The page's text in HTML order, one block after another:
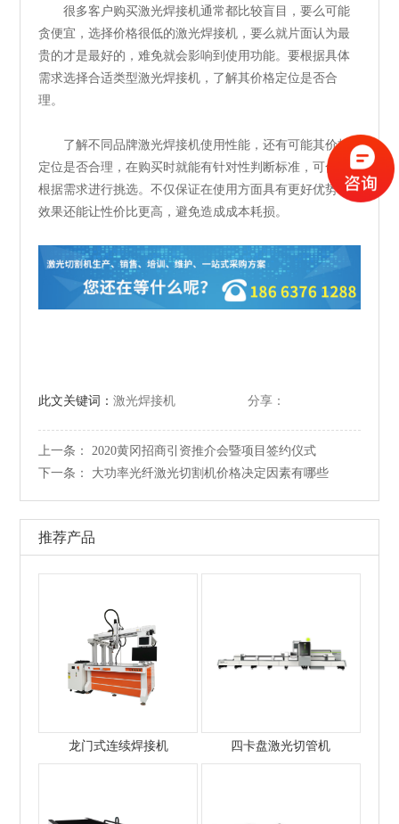
很多客户购买激光焊接机通常都比较盲目，要么可能
贪便宜，选择价格很低的激光焊接机，要么就片面认为最
贵的才是最好的，难免就会影响到使用功能。要根据具体
需求选择合适类型激光焊接机，了解其价格定位是否合
理。
了解不同品牌激光焊接机使用性能，还有可能其价格
定位是否合理，在购买时就能有针对性判断标准，可合理
根据需求进行挑选。不仅保证在使用方面具有更好优势，
效果还能让性价比更高，避免造成成本耗损。
此文关键词：激光焊接机 分享：
上一条：2020黄冈招商引资推介会暨项目签约仪式
下一条： 大功率光纤激光切割机价格决定因素有哪些
推荐产品
龙门式连续焊接机 四卡盘激光切管机